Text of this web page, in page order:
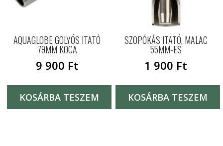
AQUAGLOBE GOLYÓS ITATÓ
79MM KOCA
9 900 Ft
KOSÁRBA TESZEM
SZOPÓKÁS ITATÓ, MALAC
55MM-ES
1 900 Ft
KOSÁRBA TESZEM